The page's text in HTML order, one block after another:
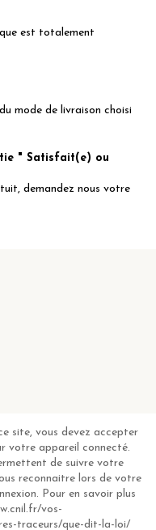
est totalement
mode de livraison choisi
" Satisfait(e) ou
demandez nous votre
232 of 265 bytes
232 of 265 bytes
232 of 265 bytes
site, vous devez accepter
votre appareil connecté.
de suivre votre
reconnaitre lors de votre
Pour en savoir plus
vos-
traceurs/que-dit-la-loi/